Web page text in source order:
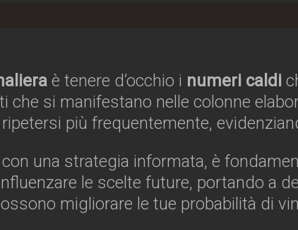
è tenere d’occhio i numeri caldi
si manifestano nelle colonne
più frequentemente,
con una strategia informata, è
le scelte future, portando a
migliorare le tue probabilità di